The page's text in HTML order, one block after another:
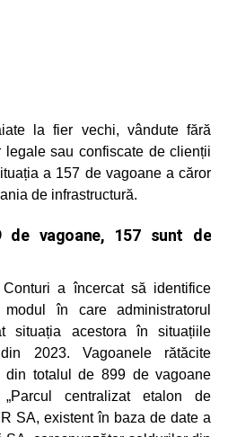
la fier vechi, vândute fără
legale sau confiscate de clienții
a 157 de vagoane a căror
de infrastructură.
de vagoane, 157 sunt de
a încercat să identifice
în care administratorul
situația acestora în situațiile
2023. Vagoanele rătăcite
din totalul de 899 de vagoane
centralizat etalon de
SA, existent în baza de date a